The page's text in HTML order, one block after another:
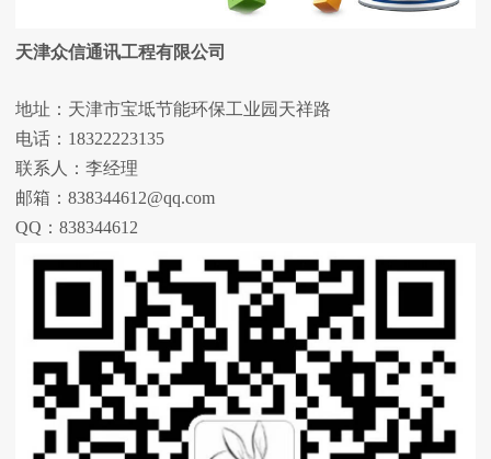
天津众信通讯工程有限公司
地址：天津市宝坻节能环保工业园天祥路
电话：18322223135
联系人：李经理
邮箱：838344612@qq.com
QQ：838344612